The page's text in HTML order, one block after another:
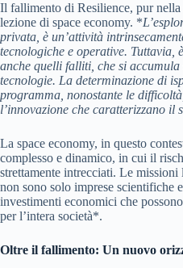
Il fallimento di Resilience, pur nella
lezione di space economy. *
privata, è un’attività
tecnologiche e operative. Tuttavia,
anche quelli falliti, che si accumula
tecnologie. La determinazione di
programma, nonostante le
l’innovazione che caratterizzano il
La space economy, in questo
complesso e dinamico, in cui il
strettamente intrecciati. Le
non sono solo imprese scientifiche
investimenti economici che
per l’intera società*.
Oltre il fallimento: Un nuovo